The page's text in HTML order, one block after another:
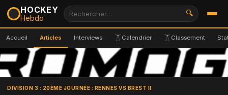
HOCKEY
Hebdo
🔍
Accueil Articles Interviews Calendrier Classement
DIVISION 3 : 20ÈME JOURNÉE : RENNES VS BREST II